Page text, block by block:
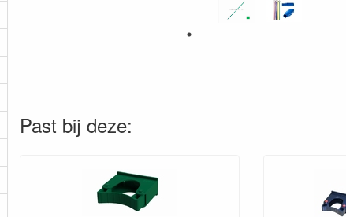
Past bij deze: